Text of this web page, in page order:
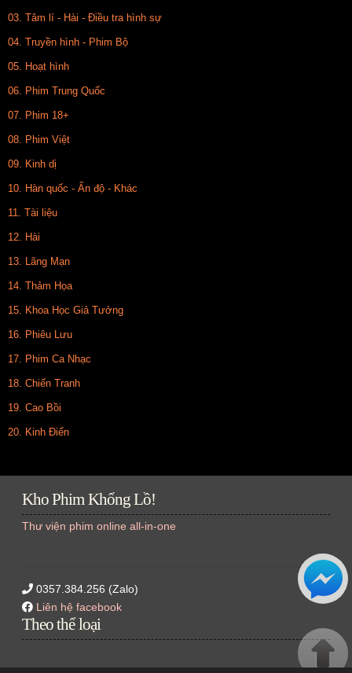
03. Tâm lí - Hài - Điều tra hình sự
04. Truyền hình - Phim Bộ
05. Hoạt hình
06. Phim Trung Quốc
07. Phim 18+
08. Phim Việt
09. Kinh dị
10. Hàn quốc - Ấn độ - Khác
11. Tài liệu
12. Hài
13. Lãng Mạn
14. Thảm Họa
15. Khoa Học Giả Tưởng
16. Phiêu Lưu
17. Phim Ca Nhạc
18. Chiến Tranh
19. Cao Bồi
20. Kinh Điển
Kho Phim Khổng Lồ!
Thư viện phim online all-in-one
0357.384.256 (Zalo)
Liên hệ facebook
Theo thể loại